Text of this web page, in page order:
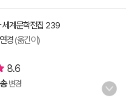
세계문학전집 239
경 (옮긴이)
8.6
변경